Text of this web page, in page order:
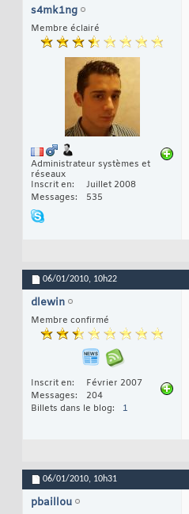
s4mk1ng
Membre éclairé
Administrateur systèmes et
réseaux
Inscrit en
Juillet 2008
Messages
535
06/01/2010, 10h22
dlewin
Membre confirmé
Inscrit en
Février 2007
Messages
204
Billets dans le blog
1
06/01/2010, 10h31
pbaillou